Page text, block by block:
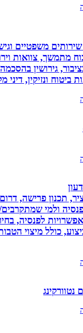
משפטיים וגישור
צוואות
גירושין בהסכמה,
ונזיקין, דיני
פרישה, דרום
ולמי שמתקרבים/ות
לפנסיה, בחירה
כולל מיצוי הטבות